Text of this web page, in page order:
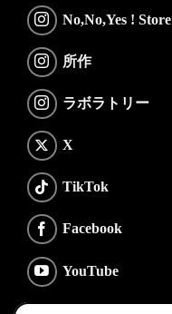
No,No,Yes ! Store
所作
ラボラトリー
X
TikTok
Facebook
YouTube